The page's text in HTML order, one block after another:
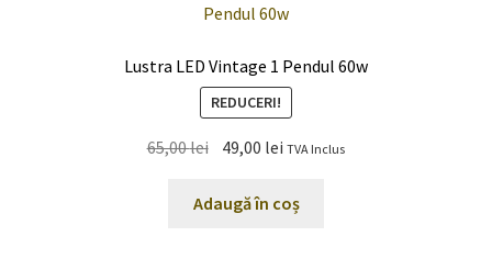
Lustra LED Vintage 1 Pendul 60w
REDUCERI!
65,00lei Prețul
a
49,00 lei Prețul
este:
TVA Inclus
Adaugă în coș